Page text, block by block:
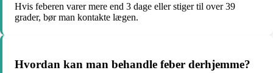
Hvis feberen varer mere end 3 dage eller stiger til over 39
grader, bør man kontakte lægen.
Hvordan kan man behandle feber derhjemme?